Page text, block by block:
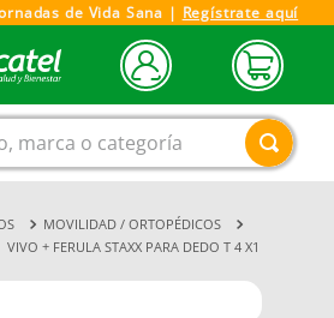
de Vida Sana | Regístrate aquí
o categoría
MOVILIDAD / ORTOPÉDICOS
VIVO + FERULA STAXX PARA DEDO T 4 X1